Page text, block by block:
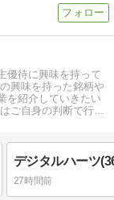
優待に興味を持って
興味を持った銘柄や
を紹介していきたい
ご自身の判断で行う
27時間前